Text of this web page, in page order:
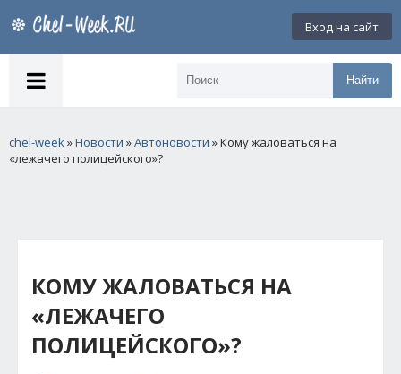
Вход на сайт
Найти
chel-week»Новости »Автоновости » Кому жаловаться на
«лежачего полицейского»?
КОМУ ЖАЛОВАТЬСЯ НА
«ЛЕЖАЧЕГО
ПОЛИЦЕЙСКОГО»?